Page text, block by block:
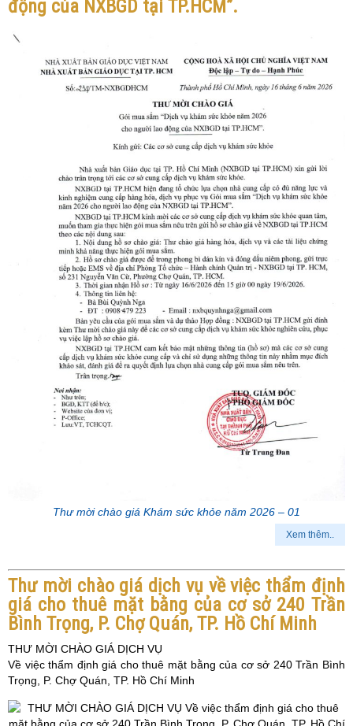
động của NXBGD tại TP.HCM”.
Thư mời chào giá Khám sức khỏe năm 2026 – 01
Xem thêm..
Thư mời chào giá dịch vụ về việc thẩm định
giá cho thuê mặt bằng của cơ sở 240 Trần
Bình Trọng, P. Chợ Quán, TP. Hồ Chí Minh
THƯ MỜI CHÀO GIÁ DỊCH VỤ
Về việc thẩm định giá cho thuê mặt bằng của cơ sở 240 Trần Bình
Trọng, P. Chợ Quán, TP. Hồ Chí Minh